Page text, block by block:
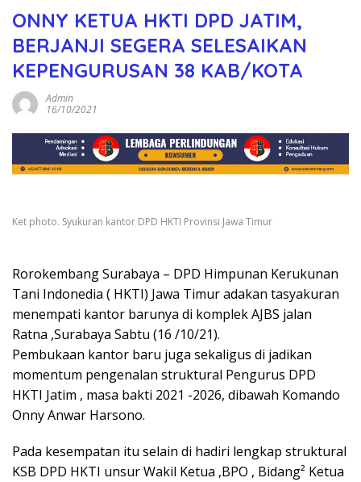
ONNY KETUA HKTI DPD JATIM,
BERJANJI SEGERA SELESAIKAN
KEPENGURUSAN 38 KAB/KOTA
Admin
16/10/2021
Ket photo. Syukuran kantor DPD HKTI Provinsi Jawa Timur
Rorokembang Surabaya – DPD Himpunan Kerukunan
Tani Indonedia ( HKTI) Jawa Timur adakan tasyakuran
menempati kantor barunya di komplek AJBS jalan
Ratna ,Surabaya Sabtu (16 /10/21).
Pembukaan kantor baru juga sekaligus di jadikan
momentum pengenalan struktural Pengurus DPD
HKTI Jatim , masa bakti 2021 -2026, dibawah Komando
Onny Anwar Harsono.
Pada kesempatan itu selain di hadiri lengkap struktural
KSB DPD HKTI unsur Wakil Ketua ,BPO , Bidang² Ketua